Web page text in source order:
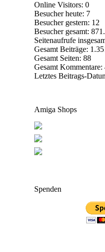
Online Visitors: 0
Besucher heute: 7
Besucher gestern: 12
Besucher gesamt:
Seitenaufrufe
Gesamt Beiträge:
Gesamt Seiten: 88
Gesamt Kommentare:
Letztes Beitrags-
Amiga Shops
Spenden